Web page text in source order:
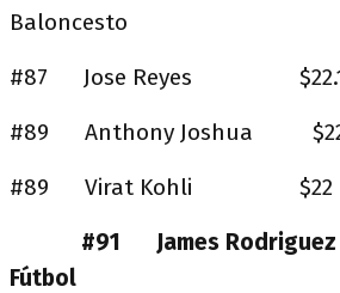
Baloncesto
#87 Jose Reyes
#89 Anthony Joshua
#89 Virat Kohli
#91 James
Fútbol